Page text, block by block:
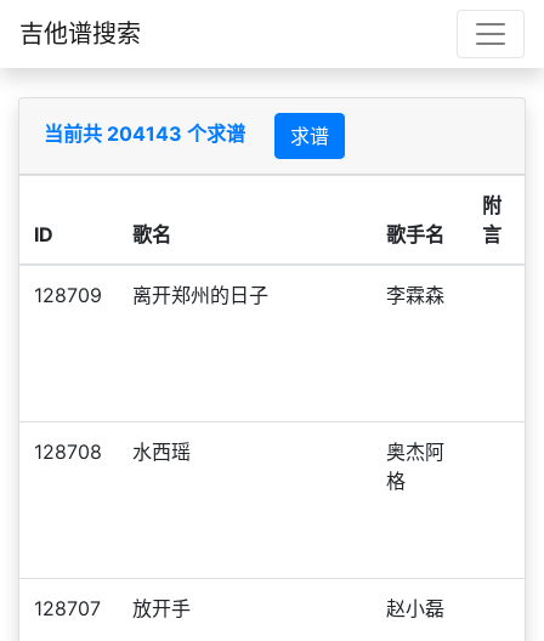
吉他谱搜索
当前共 204143 个求谱 求谱
ID 歌名 歌手名
附
言
128709 离开郑州的日子 李霖森
128708 水西瑶
奥杰阿
格
128707 放开手 赵小磊